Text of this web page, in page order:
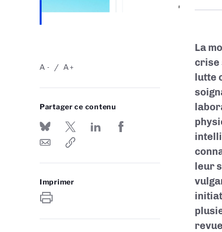
-
A +
A
Partager ce contenu
Imprimer
La
crise
lutte
leur